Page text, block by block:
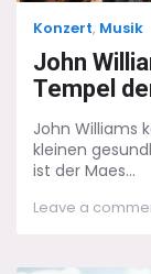
Categories
Konzert, Musik
John
Tempel
John Williams
kleinen
ist der Maes...
Leave a